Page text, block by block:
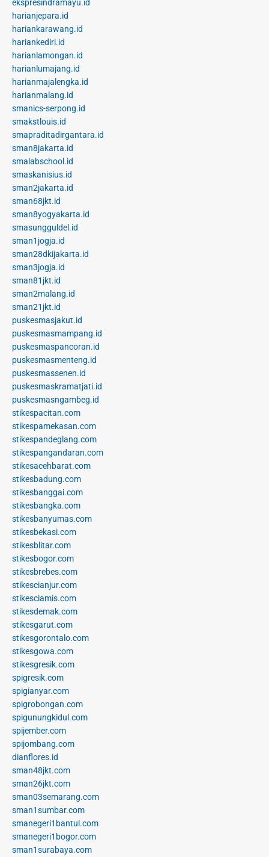
ekspresindramayu.id
harianjepara.id
hariankarawang.id
hariankediri.id
harianlamongan.id
harianlumajang.id
harianmajalengka.id
harianmalang.id
smanics-serpong.id
smakstlouis.id
smapraditadirgantara.id
sman8jakarta.id
smalabschool.id
smaskanisius.id
sman2jakarta.id
sman68jkt.id
sman8yogyakarta.id
smasungguldel.id
sman1jogja.id
sman28dkijakarta.id
sman3jogja.id
sman81jkt.id
sman2malang.id
sman21jkt.id
puskesmasjakut.id
puskesmasmampang.id
puskesmaspancoran.id
puskesmasmenteng.id
puskesmassenen.id
puskesmaskramatjati.id
puskesmasngambeg.id
stikespacitan.com
stikespamekasan.com
stikespandeglang.com
stikespangandaran.com
stikesacehbarat.com
stikesbadung.com
stikesbanggai.com
stikesbangka.com
stikesbanyumas.com
stikesbekasi.com
stikesblitar.com
stikesbogor.com
stikesbrebes.com
stikescianjur.com
stikesciamis.com
stikesdemak.com
stikesgarut.com
stikesgorontalo.com
stikesgowa.com
stikesgresik.com
spigresik.com
spigianyar.com
spigrobongan.com
spigunungkidul.com
spijember.com
spijombang.com
dianflores.id
sman48jkt.com
sman26jkt.com
sman03semarang.com
sman1sumbar.com
smanegeri1bantul.com
smanegeri1bogor.com
sman1surabaya.com